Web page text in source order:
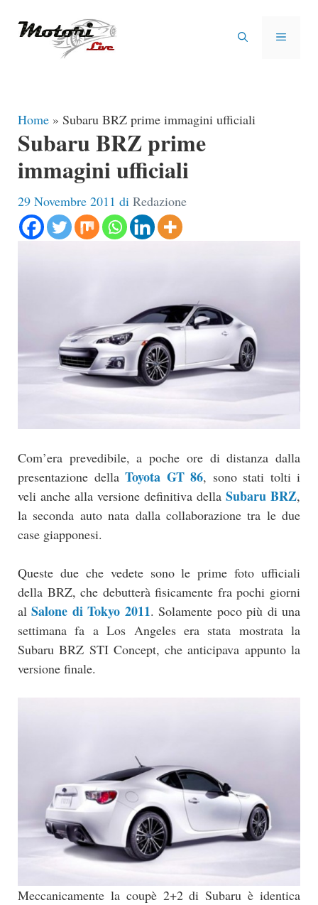
MENU
Home » Subaru BRZ prime immagini ufficiali
Subaru BRZ prime
immagini ufficiali
29 Novembre 2011 di Redazione
Com’era prevedibile, a poche ore di distanza dalla
presentazione della Toyota GT 86, sono stati tolti i
veli anche alla versione definitiva della Subaru BRZ,
la seconda auto nata dalla collaborazione tra le due
case giapponesi.
Queste due che vedete sono le prime foto ufficiali
della BRZ, che debutterà fisicamente fra pochi giorni
alSalone di Tokyo 2011. Solamente poco più di una
settimana fa a Los Angeles era stata mostrata la
Subaru BRZ STI Concept, che anticipava appunto la
versione finale.
Meccanicamente la coupè 2+2 di Subaru è identica